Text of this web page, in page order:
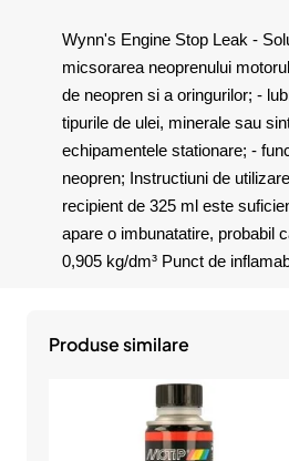
Wynn's Engine Stop Leak -
micsorarea neoprenului
de neopren si a oringurilor; -
tipurile de ulei, minerale sau
echipamentele stationare; -
neopren; Instructiuni de
recipient de 325 ml este
apare o imbunatatire, probabil
0,905 kg/dm³ Punct de
Produse similare